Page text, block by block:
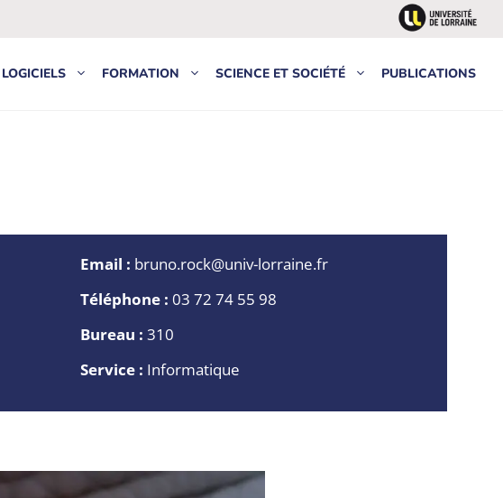
LOGICIELS FORMATION SCIENCE ET SOCIÉTÉ PUBLICATIONS
Email : bruno.rock@univ-lorraine.fr
Téléphone : 03 72 74 55 98
Bureau : 310
Service : Informatique